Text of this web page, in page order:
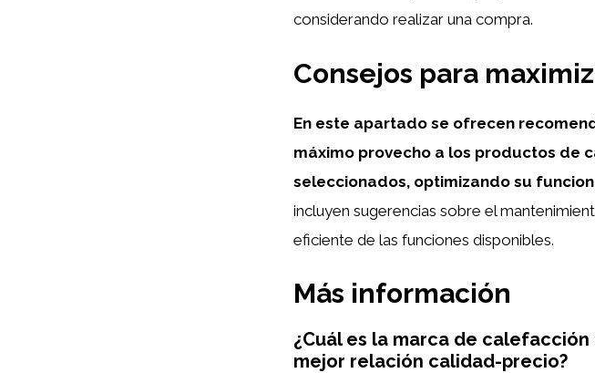
considerando realizar una compra.
Consejos para
En este apartado se ofrecen
máximo provecho a los productos de
seleccionados, optimizando su
incluyen sugerencias sobre el
eficiente de las funciones disponibles.
Más información
¿Cuál es la marca de
mejor relación calidad-precio?